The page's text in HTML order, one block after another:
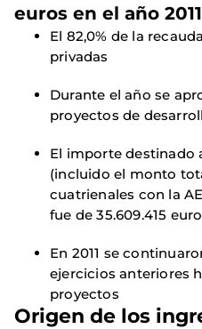
euros en el año 2011
El 82,0% de la
privadas
Durante el año se
proyectos de
El importe destinado
(incluido el monto
cuatrienales con la
fue de 35.609.415
En 2011 se
ejercicios anteriores
proyectos
Origen de los